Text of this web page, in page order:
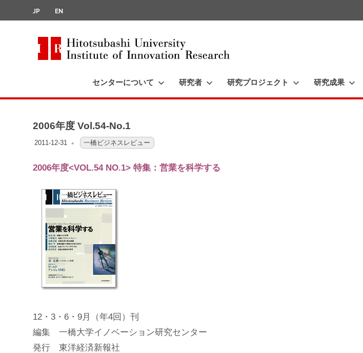
ン
JP EN
学
Innovation
センターについて 研究者 研究プロジェクト 研究成果
2006年度 Vol.54-No.1
2011-12-31 OFO3_TESTIIR
一橋ビジネスレビュー
2006年度<VOL.54 NO.1> 特集：営業を科学する
12・3・6・9月（年4回）刊
編集 一橋大学イノベーション研究センター
発行 東洋経済新報社